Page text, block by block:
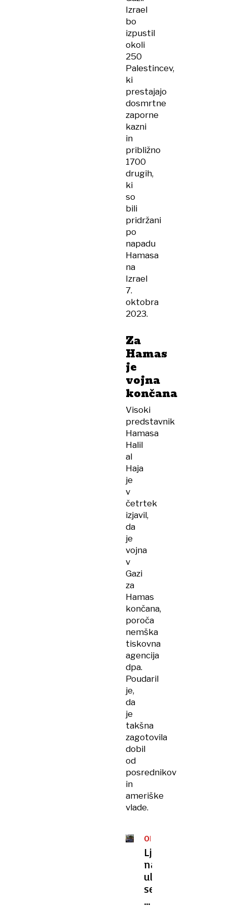
Izrael
bo
izpustil
okoli
250
Palestincev,
ki
prestajajo
dosmrtne
zaporne
kazni
in
približno
1700
drugih,
ki
so
bili
pridržani
po
napadu
Hamasa
na
Izrael
7.
oktobra
2023.
Za
Hamas
je
vojna
končana
Visoki
predstavnik
Hamasa
Halil
al
Haja
je
v
četrtek
izjavil,
da
je
vojna
v
Gazi
za
Hamas
končana,
poroča
nemška
tiskovna
agencija
dpa.
Poudaril
je,
da
je
takšna
zagotovila
dobil
od
posrednikov
in
ameriške
vlade.
ODZIVI
NA
SPORAZUM
Ljudje
na
ulicah
se
veselijo: